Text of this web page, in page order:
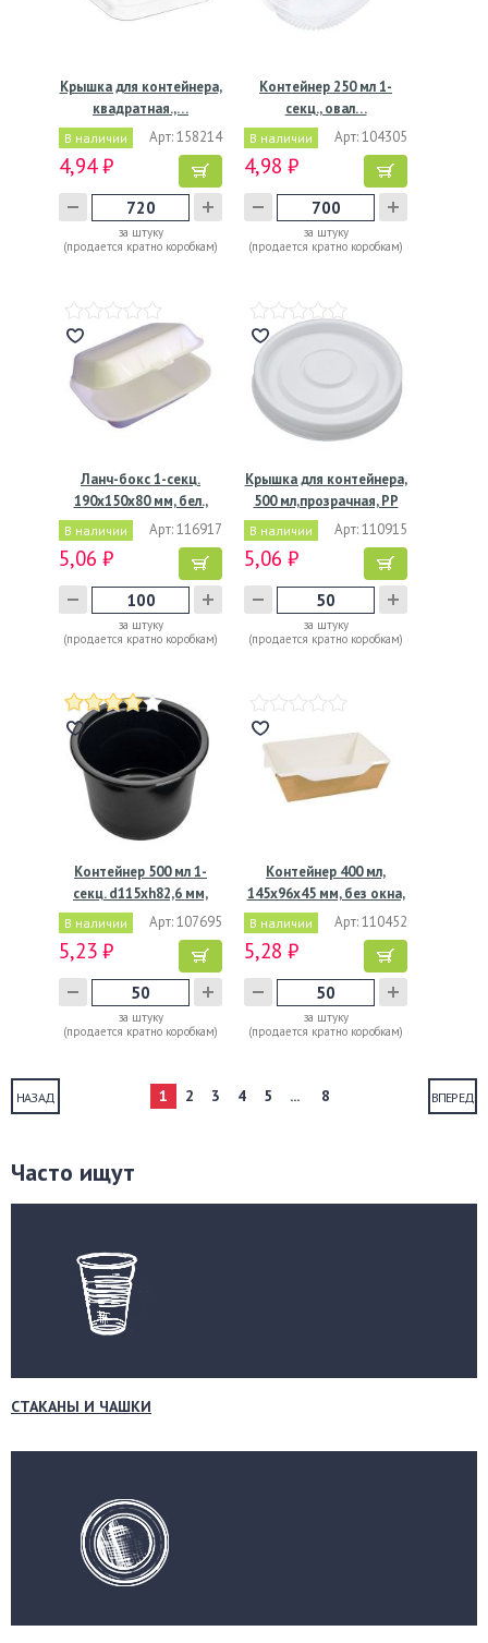
Крышка для контейнера,
квадратная.,…
В наличии Арт: 158214
4,94 ₽
за штуку
(продается кратно коробкам)
Контейнер 250 мл 1-
секц., овал…
В наличии Арт: 104305
4,98 ₽
за штуку
(продается кратно коробкам)
Ланч-бокс 1-секц.
190х150х80 мм, бел.,
ВПС,…
В наличии Арт: 116917
5,06 ₽
за штуку
(продается кратно коробкам)
Крышка для контейнера,
500 мл,прозрачная, РР
В наличии Арт: 110915
5,06 ₽
за штуку
(продается кратно коробкам)
Контейнер 500 мл 1-
секц. d115хh82,6 мм,
без…
В наличии Арт: 107695
5,23 ₽
за штуку
(продается кратно коробкам)
Контейнер 400 мл,
145х96х45 мм, без окна,
В наличии Арт: 110452
5,28 ₽
за штуку
(продается кратно коробкам)
НАЗАД ВПЕРЕД
1 2 3 4 5 ... 8
Часто ищут
СТАКАНЫ И ЧАШКИ